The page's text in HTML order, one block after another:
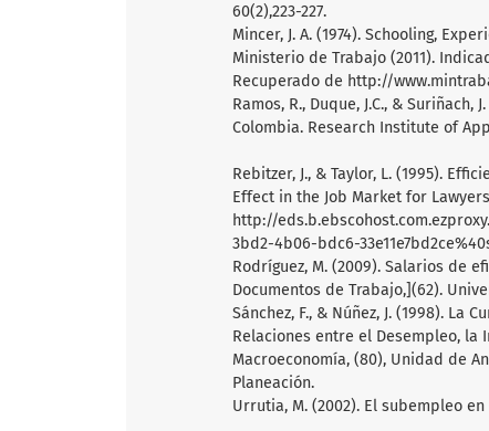
60(2),223-227.
Mincer, J. A. (1974). Schooling,
Ministerio de Trabajo (2011).
Recuperado de http://
Ramos, R., Duque, J.C., &
Colombia. Research Institute of
Rebitzer, J., & Taylor, L. (1995).
Effect in the Job Market for
http://
3bd2-4b06-bdc6-
Rodríguez, M. (2009). Salarios de
Documentos de Trabajo,](62).
Sánchez, F., & Núñez, J. (1998). La
Relaciones entre el Desempleo, la
Macroeconomía, (80), Unidad de
Planeación.
Urrutia, M. (2002). El subempleo